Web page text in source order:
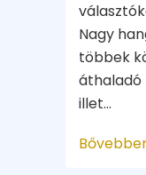
Nagy
többek
áthaladó
illet...